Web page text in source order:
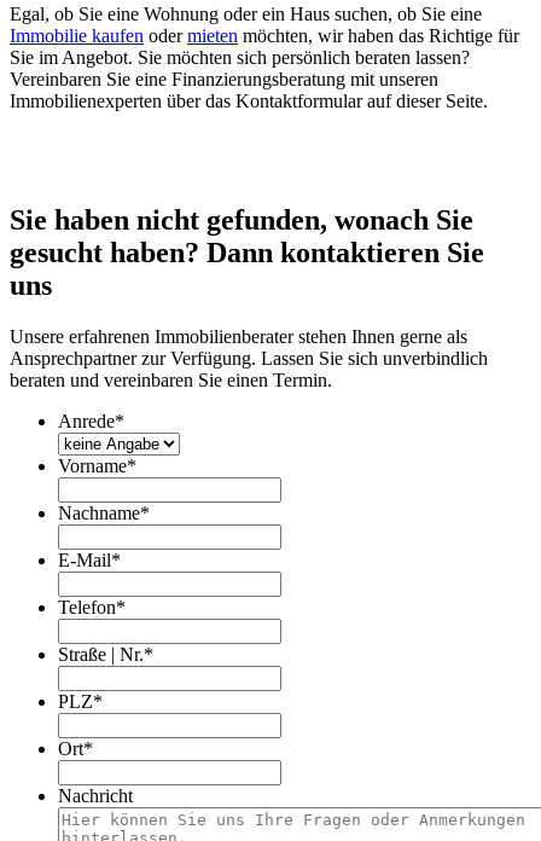
Egal, ob Sie eine Wohnung oder ein Haus suchen, ob Sie eine
Immobilie kaufen odermieten möchten, wir haben das Richtige für
Sie im Angebot. Sie möchten sich persönlich beraten lassen?
Vereinbaren Sie eine Finanzierungsberatung mit unseren
Immobilienexperten über das Kontaktformular auf dieser Seite.
Sie haben nicht gefunden, wonach Sie
gesucht haben? Dann kontaktieren Sie
uns
Unsere erfahrenen Immobilienberater stehen Ihnen gerne als
Ansprechpartner zur Verfügung. Lassen Sie sich unverbindlich
beraten und vereinbaren Sie einen Termin.
Anrede*
Vorname*
Nachname*
E-Mail*
Telefon*
Straße | Nr.*
PLZ*
Ort*
Nachricht